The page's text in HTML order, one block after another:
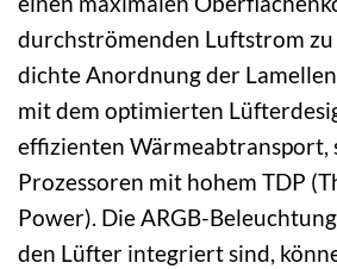
durchströmenden Luftstrom zu
dichte Anordnung der
mit dem optimierten
effizienten Wärmeabtransport,
Prozessoren mit hohem TDP
Power). Die ARGB-
den Lüfter integriert sind,